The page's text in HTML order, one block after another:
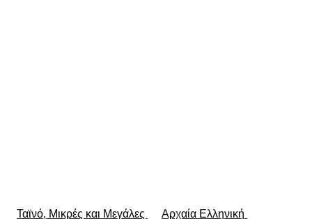
Ταϊνό, Μικρές και Μεγάλες
Αρχαία Ελληνική